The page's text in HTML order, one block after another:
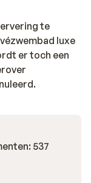
te
luxe
er toch een
537